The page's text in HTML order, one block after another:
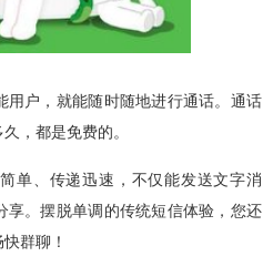
户，就能随时随地进行通话。通话
，都是免费的。
单、传递迅速，不仅能发送文字消
享。摆脱单调的传统短信体验，您还
群聊！